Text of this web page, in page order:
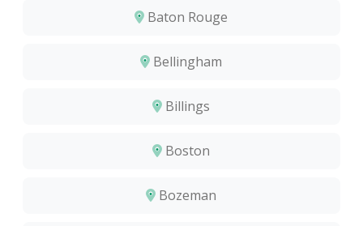
Baton Rouge
Bellingham
Billings
Boston
Bozeman